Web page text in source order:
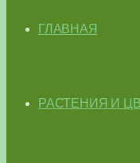
ГЛАВНАЯ
РАСТЕНИЯ И